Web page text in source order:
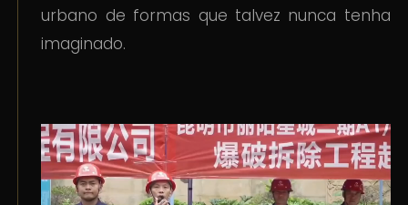
urbano de formas que talvez nunca tenha
imaginado.